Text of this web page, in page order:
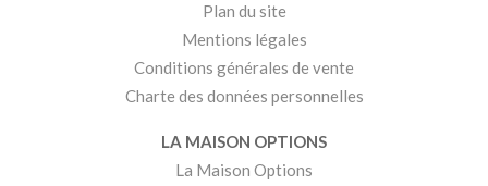
Plan du site
Mentions légales
Conditions générales de vente
Charte des données personnelles
LA MAISON OPTIONS
La Maison Options